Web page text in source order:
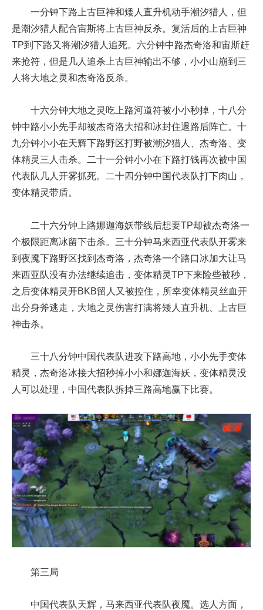
一分钟下路上古巨神和矮人直升机动手潮汐猎人，但
是潮汐猎人配合宙斯将上古巨神反杀。复活后的上古巨神
TP到下路又将潮汐猎人追死。六分钟中路杰奇洛和宙斯赶
来抢符，但是几人追杀上古巨神输出不够，小小山崩到三
人将大地之灵和杰奇洛反杀。
十六分钟大地之灵吃上路河道符被小小秒掉，十八分
钟中路小小先手却被杰奇洛大招和冰封住退路后阵亡。十
九分钟小小在天辉下路野区打野被潮汐猎人、杰奇洛、变
体精灵三人击杀。二十一分钟小小在下路打钱再次被中国
代表队几人开雾抓死。二十四分钟中国代表队打下肉山，
变体精灵带盾。
二十六分钟上路娜迦海妖带线后想要TP却被杰奇洛一
个极限距离冰留下击杀。三十分钟马来西亚代表队开雾来
到夜魇下路野区找到杰奇洛，杰奇洛一个路口冰加大让马
来西亚队没有办法继续追击，变体精灵TP下来险些被秒，
之后变体精灵开BKB留人又被控住，所幸变体精灵丝血开
出分身斧逃走，大地之灵伤害打满将矮人直升机、上古巨
神击杀。
三十八分钟中国代表队进攻下路高地，小小先手变体
精灵，杰奇洛冰接大招秒掉小小和娜迦海妖，变体精灵没
人可以处理，中国代表队拆掉三路高地赢下比赛。
第三局
中国代表队天辉，马来西亚代表队夜魇。选人方面，